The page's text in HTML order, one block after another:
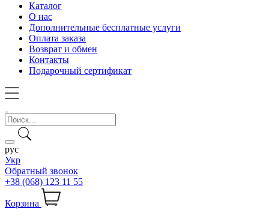
Каталог
О нас
Дополнительные бесплатные услуги
Оплата заказа
Возврат и обмен
Контакты
Подарочный сертификат
рус
Укр
Обратный звонок
+38 (068) 123 11 55
Корзина